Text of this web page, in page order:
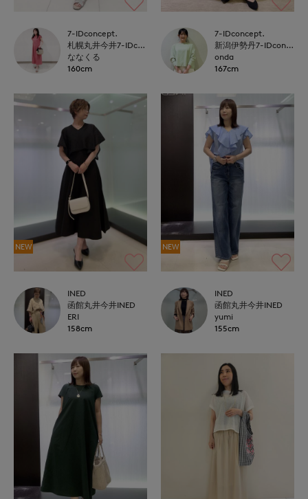
7-IDconcept.
札幌丸井今井7-IDconcept.
ななくる
160cm
7-IDconcept.
新潟伊勢丹7-IDconcept.
onda
167cm
NEW
INED
函館丸井今井INED
ERI
158cm
NEW
INED
函館丸井今井INED
yumi
155cm